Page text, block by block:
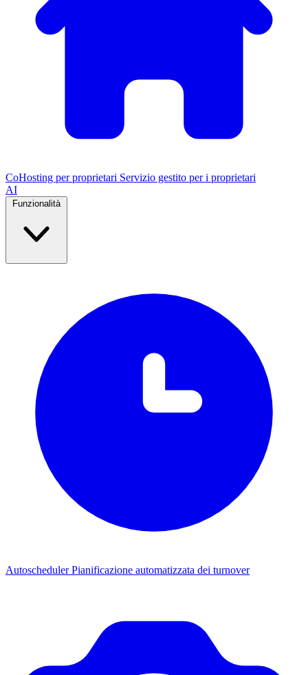
CoHosting per proprietari Servizio gestito per i proprietari
AI
Funzionalità
AutoschedulerPianificazione automatizzata dei turnover